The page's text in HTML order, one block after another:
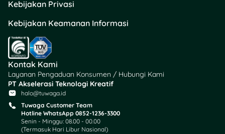
2026 menjadi undang-
tersebut dilakukan dalam
Sidang Paripurna DPR RI
Ke-5 Masa Persidangan I
Tahun Sidang 2025–2026,
setelah Ketua DPR RI Puan
Maharani mendengarkan
pandangan akhir dari
seluruh fraksi partai politik.
Dalam rapat tersebut,
Kebijakan Privasi
Kebijakan Keamanan Informasi
Kontak Kami
Layanan Pengaduan Konsumen / Hubungi Kami
PT Akselerasi Teknologi Kreatif
halo@tuwaga.id
Tuwaga Customer Team
Hotline WhatsApp 0852-1236-3300
Senin - Minggu: 08.00 - 00.00
(Termasuk Hari Libur Nasional)